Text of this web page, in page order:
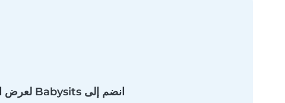
انضم إلى Babysits لعرض الملف الشخصي الكامل.